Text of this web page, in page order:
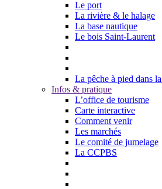
Le port
La rivière & le halage
La base nautique
Le bois Saint-Laurent
La pêche à pied dans
Infos & pratique
L’office de tourisme
Carte interactive
Comment venir
Les marchés
Le comité de jumelage
La CCPBS